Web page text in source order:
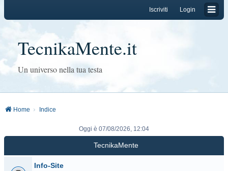
Login
Iscriviti
TecnikaMente.it
Un universo nella tua testa
Home Indice
Oggi è 07/08/2026, 12:04
TecnikaMente
Info-Site